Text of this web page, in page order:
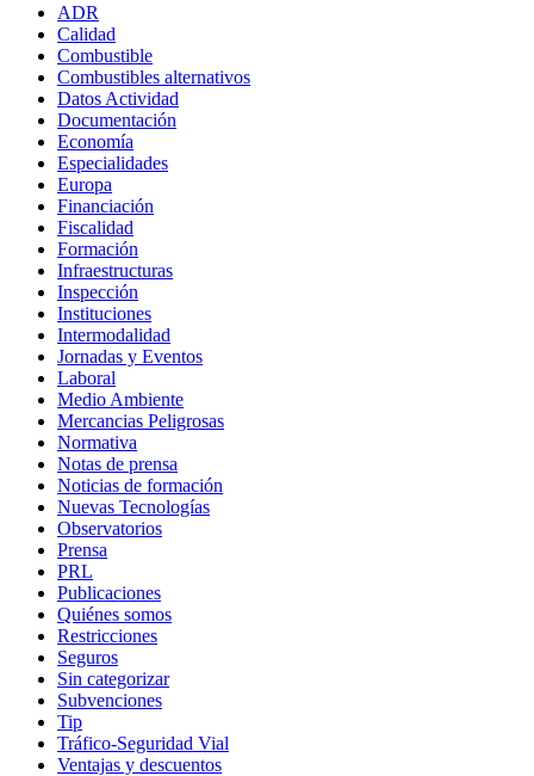
ADR
Calidad
Combustible
Combustibles alternativos
Datos Actividad
Documentación
Economía
Especialidades
Europa
Financiación
Fiscalidad
Formación
Infraestructuras
Inspección
Instituciones
Intermodalidad
Jornadas y Eventos
Laboral
Medio Ambiente
Mercancias Peligrosas
Normativa
Notas de prensa
Noticias de formación
Nuevas Tecnologías
Observatorios
Prensa
PRL
Publicaciones
Quiénes somos
Restricciones
Seguros
Sin categorizar
Subvenciones
Tip
Tráfico-Seguridad Vial
Ventajas y descuentos